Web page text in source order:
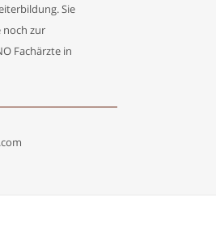
Sie
noch zur
Fachärzte in